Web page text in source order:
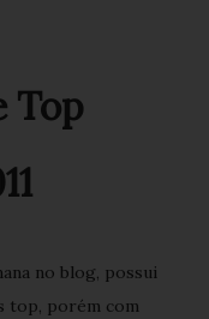
Top
no blog, possui
top, porém com